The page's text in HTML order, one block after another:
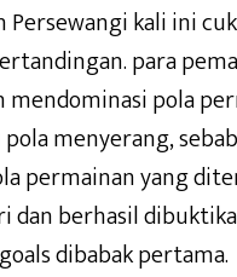
Persewangi kali ini
para
mendominasi pola
menyerang,
permainan yang
dan berhasil
dibabak pertama.